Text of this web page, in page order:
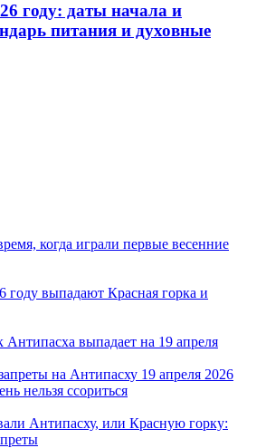
году: даты начала и
питания и духовные
когда играли первые весенние
году выпадают Красная горка и
Антипасха выпадает на 19 апреля
на Антипасху 19 апреля 2026
нельзя ссориться
Антипасху, или Красную горку: